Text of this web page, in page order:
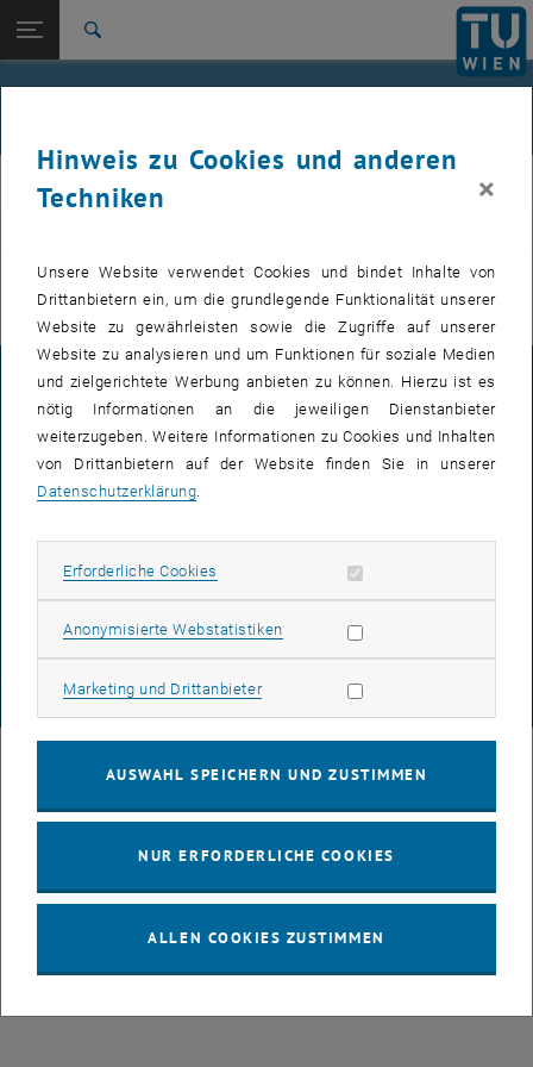
TU Login
Studium
International
Zur 1. Menü Ebene
E311-Institut für Fertigungstechnik und Photonische
Technologien
und Photonische Technologien
Veranstaltungen
IFT
Es gibt keine Veranstaltungen in der aktuellen Ansicht.
© TU Wien
IMPRESSUM
BARRIEREFREIHEITSERKLÄRUNG
COOKIEEINSTELLUNGEN
Hinweis zu Cookies und anderen
Techniken
×
Unsere Website verwendet Cookies und bindet Inhalte von
Drittanbietern ein, um die grundlegende Funktionalität unserer
Website zu gewährleisten sowie die Zugriffe auf unserer
Website zu analysieren und um Funktionen für soziale Medien
und zielgerichtete Werbung anbieten zu können. Hierzu ist es
nötig Informationen an die jeweiligen Dienstanbieter
weiterzugeben. Weitere Informationen zu Cookies und Inhalten
von Drittanbietern auf der Website finden Sie in unserer
Datenschutzerklärung.
Erforderliche Cookies Erforderliche Cookies zulassen
Anonymisierte WebstatistikenStatistik Cookies zulassen
Marketing und DrittanbieterMarketing Cookies zulassen
AUSWAHL SPEICHERN UND ZUSTIMMEN
NUR ERFORDERLICHE COOKIES
ALLEN COOKIES ZUSTIMMEN